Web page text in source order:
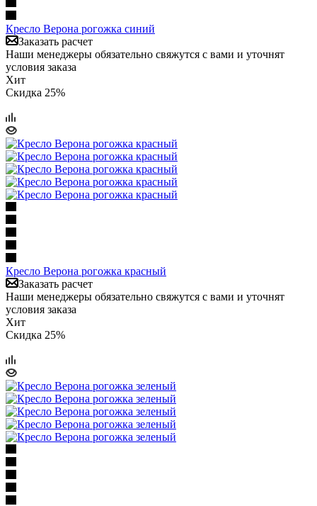
Кресло Верона рогожка синий
Заказать расчет
Наши менеджеры обязательно свяжутся с вами и уточнят
условия заказа
Хит
Скидка 25%
Кресло Верона рогожка красный
Заказать расчет
Наши менеджеры обязательно свяжутся с вами и уточнят
условия заказа
Хит
Скидка 25%